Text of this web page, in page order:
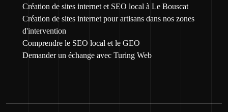
Création de sites internet et SEO local à Le Bouscat
Création de sites internet pour artisans dans nos zones
d'intervention
Comprendre le SEO local et le GEO
Demander un échange avec Turing Web